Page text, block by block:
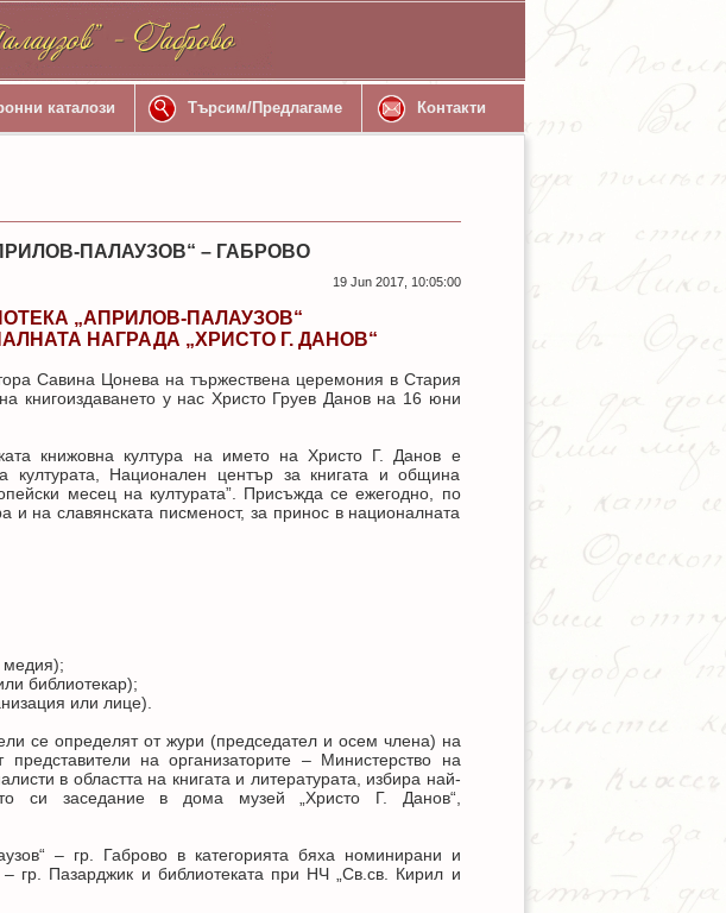
каталози Търсим/Предлагаме Контакти
ПАЛАУЗОВ“ – ГАБРОВО
19 Jun 2017, 10:05:00
„АПРИЛОВ-ПАЛАУЗОВ“
НАГРАДА „ХРИСТО Г. ДАНОВ“
Савина Цонева на тържествена церемония в Стария
книгоиздаването у нас Христо Груев Данов на 16 юни
книжовна култура на името на Христо Г. Данов е
културата, Национален център за книгата и община
месец на културата”. Присъжда се ежегодно, по
и на славянската писменост, за принос в националната
медия);
библиотекар);
или лице).
се определят от жури (председател и осем члена) на
на организаторите – Министерство на
в областта на книгата и литературата, избира най-
си заседание в дома музей „Христо Г. Данов“,
– гр. Габрово в категорията бяха номинирани и
гр. Пазарджик и библиотеката при НЧ „Св.св. Кирил и